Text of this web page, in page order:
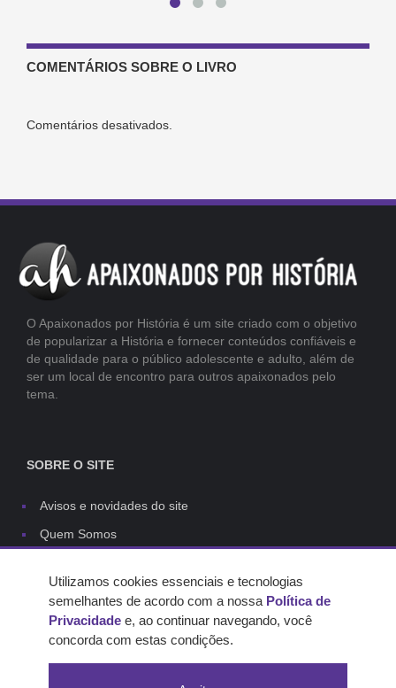
COMENTÁRIOS SOBRE O LIVRO
Comentários desativados.
O Apaixonados por História é um site criado com o objetivo
de popularizar a História e fornecer conteúdos confiáveis e
de qualidade para o público adolescente e adulto, além de
ser um local de encontro para outros apaixonados pelo
tema.
SOBRE O SITE
Avisos e novidades do site
Quem Somos
Contato
Capas do site
Regras dos comentários
Utilizamos cookies essenciais e tecnologias
semelhantes de acordo com a nossa Política de
Privacidade e, ao continuar navegando, você
concorda com estas condições.